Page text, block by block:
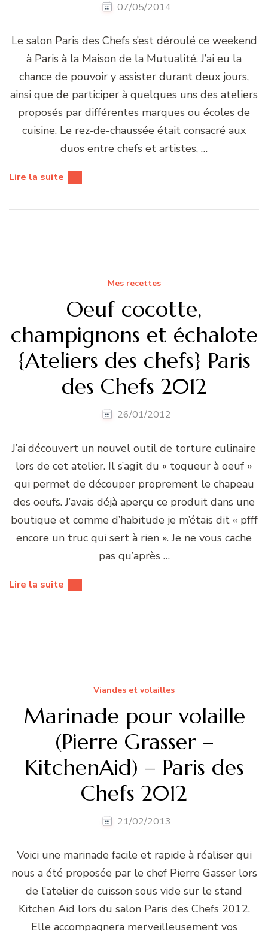
07/05/2014
Le salon Paris des Chefs s’est déroulé ce weekend
à Paris à la Maison de la Mutualité. J’ai eu la
chance de pouvoir y assister durant deux jours,
ainsi que de participer à quelques uns des ateliers
proposés par différentes marques ou écoles de
cuisine. Le rez-de-chaussée était consacré aux
duos entre chefs et artistes, …
Lire la suite
Mes recettes
Oeuf cocotte,
champignons et échalote
{Ateliers des chefs} Paris
des Chefs 2012
26/01/2012
J’ai découvert un nouvel outil de torture culinaire
lors de cet atelier. Il s’agit du « toqueur à oeuf »
qui permet de découper proprement le chapeau
des oeufs. J’avais déjà aperçu ce produit dans une
boutique et comme d’habitude je m’étais dit « pfff
encore un truc qui sert à rien ». Je ne vous cache
pas qu’après …
Lire la suite
Viandes et volailles
Marinade pour volaille
(Pierre Grasser –
KitchenAid) – Paris des
Chefs 2012
21/02/2013
Voici une marinade facile et rapide à réaliser qui
nous a été proposée par le chef Pierre Gasser lors
de l’atelier de cuisson sous vide sur le stand
Kitchen Aid lors du salon Paris des Chefs 2012.
Elle accompagnera merveilleusement vos